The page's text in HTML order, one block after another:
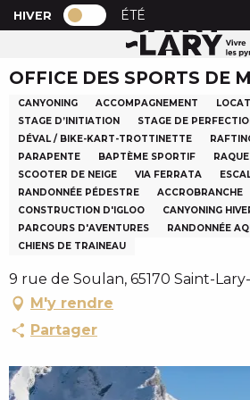
A
l
e
r
a
u
c
o
n
t
e
n
u
p
r
n
PAGE D’ACCUEIL ACTUELLE
HIVER PAGE D’ACCUEIL
ÉTÉ
Accueil OFFICE DES SPORTS DE
OFFICE DES SPORTS DE
CANYONING ACCOMPAGNEMENT
STAGE D’INITIATION
STAGE DE
DÉVAL / BIKE-KART-TROTTINETTE
PARAPENTE
BAPTÈME SPORTIF
SCOOTER DE NEIGE
VIA FERRATA
RANDONNÉE PÉDESTRE
ACCROBRANCHE
CONSTRUCTION D'IGLOO
CANYONING
PARCOURS D'AVENTURES
RANDONNÉE
CHIENS DE TRAINEAU
9 rue de Soulan, 65170 Saint-
M'y rendre
Partager